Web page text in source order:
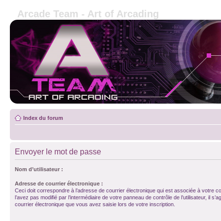
Arcade Team - Art of Arcading
Index du forum
Envoyer le mot de passe
Nom d’utilisateur :
Adresse de courrier électronique :
Ceci doit correspondre à l’adresse de courrier électronique qui est associée à votre
l’avez pas modifié par l’intermédiaire de votre panneau de contrôle de l’utilisateur, il
courrier électronique que vous avez saisie lors de votre inscription.